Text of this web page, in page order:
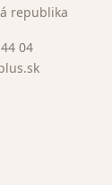
republika
04